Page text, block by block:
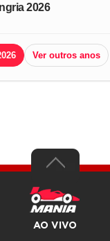
2026
Ver outros anos
AO VIVO